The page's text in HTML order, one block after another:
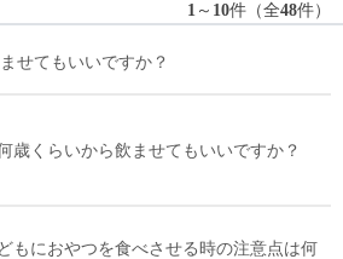
1 ～ 10件（全48件）
せてもいいですか？
歳くらいから飲ませてもいいですか？
もにおやつを食べさせる時の注意点は何